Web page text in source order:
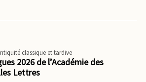
classique et tardive
2026 de l’Académie des
Lettres